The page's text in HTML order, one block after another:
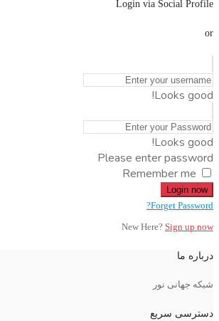
Login via Social Profile
or
Looks good!
Looks good!
Please enter password
Remember me
Login now
Forget Password?
New Here? Sign up now
درباره ما
شبکه جهانی نور
دسترسی سریع